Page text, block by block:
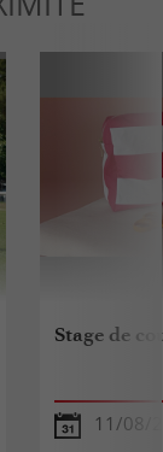
Stage de
11/08/